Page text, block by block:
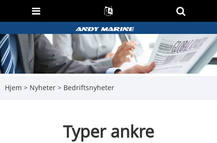
Hjem > Nyheter > Bedriftsnyheter
Typer ankre